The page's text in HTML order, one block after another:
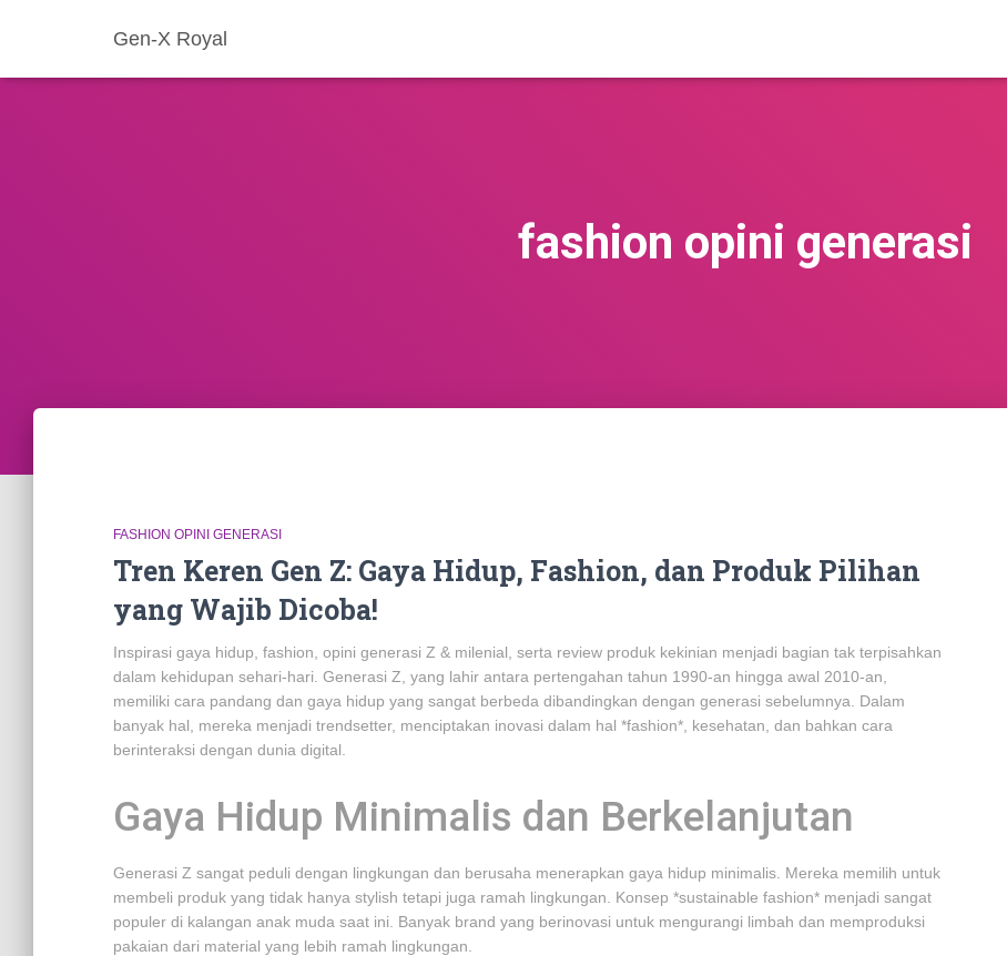
Gen-X Royal
fashion opini generasi
FASHION OPINI GENERASI
Tren Keren Gen Z: Gaya Hidup, Fashion, dan Produk Pilihan
yang Wajib Dicoba!
Inspirasi gaya hidup, fashion, opini generasi Z & milenial, serta review produk kekinian menjadi bagian tak terpisahkan
dalam kehidupan sehari-hari. Generasi Z, yang lahir antara pertengahan tahun 1990-an hingga awal 2010-an,
memiliki cara pandang dan gaya hidup yang sangat berbeda dibandingkan dengan generasi sebelumnya. Dalam
banyak hal, mereka menjadi trendsetter, menciptakan inovasi dalam hal *fashion*, kesehatan, dan bahkan cara
berinteraksi dengan dunia digital.
Gaya Hidup Minimalis dan Berkelanjutan
Generasi Z sangat peduli dengan lingkungan dan berusaha menerapkan gaya hidup minimalis. Mereka memilih untuk
membeli produk yang tidak hanya stylish tetapi juga ramah lingkungan. Konsep *sustainable fashion* menjadi sangat
populer di kalangan anak muda saat ini. Banyak brand yang berinovasi untuk mengurangi limbah dan memproduksi
pakaian dari material yang lebih ramah lingkungan.